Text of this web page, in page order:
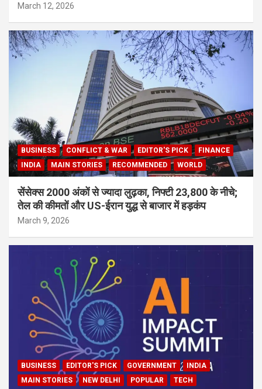
March 12, 2026
BUSINESS CONFLICT & WAR EDITOR'S PICK
FINANCE
INDIA
MAIN STORIES RECOMMENDED WORLD
सेंसेक्स 2000 अंकों से ज्यादा लुढ़का, निफ्टी 23,800 के नीचे;
तेल की कीमतों और US-ईरान युद्ध से बाजार में हड़कंप
March 9, 2026
BUSINESS EDITOR'S PICK GOVERNMENT
INDIA
MAIN STORIES
NEW DELHI POPULAR TECH